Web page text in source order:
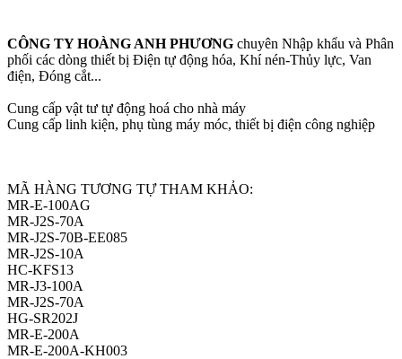
CÔNG TY HOÀNG ANH PHƯƠNG chuyên Nhập khẩu và Phân
phối các dòng thiết bị Điện tự động hóa, Khí nén-Thủy lực, Van
điện, Đóng cắt...
Cung cấp vật tư tự động hoá cho nhà máy
Cung cấp linh kiện, phụ tùng máy móc, thiết bị điện công nghiệp
MÃ HÀNG TƯƠNG TỰ THAM KHẢO:
MR-E-100AG
MR-J2S-70A
MR-J2S-70B-EE085
MR-J2S-10A
HC-KFS13
MR-J3-100A
MR-J2S-70A
HG-SR202J
MR-E-200A
MR-E-200A-KH003